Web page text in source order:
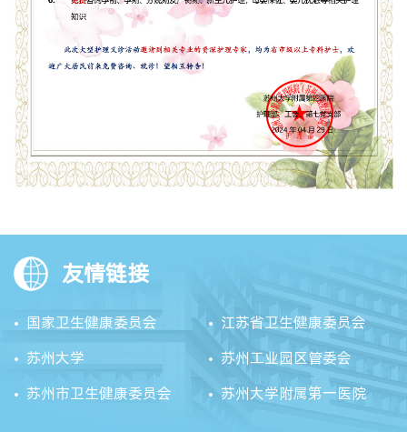
友情链接
国家卫生健康委员会
江苏省卫生健康委员会
苏州大学
苏州工业园区管委会
苏州市卫生健康委员会
苏州大学附属第一医院